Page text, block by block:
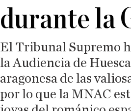
durante la
El Tribunal Supremo
la Audiencia de
aragonesa de las
por lo que la MNAC